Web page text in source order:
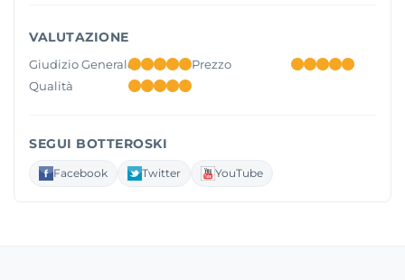
VALUTAZIONE
Giudizio Generale
Prezzo
Qualità
SEGUI BOTTEROSKI
Facebook Twitter YouTube